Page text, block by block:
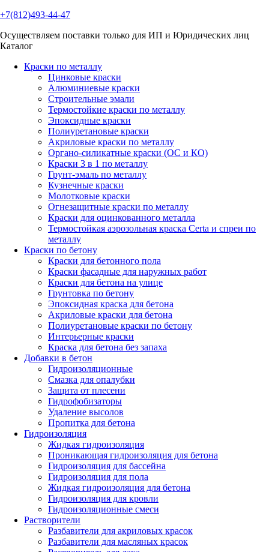
+7(812)493-44-47
Осуществляем поставки только для ИП и Юридических лиц
Каталог
Краски по металлу
Цинковые краски
Алюминиевые краски
Строительные эмали
Термостойкие краски по металлу
Эпоксидные краски
Полиуретановые краски
Акриловые краски по металлу
Органо-силикатные краски (ОС и КО)
Краски 3 в 1 по металлу
Грунт-эмаль по металлу
Кузнечные краски
Молотковые краски
Огнезащитные краски по металлу
Краски для оцинкованного металла
Термостойкая аэрозольная краска Certa и спреи по
металлу
Краски по бетону
Краски для бетонного пола
Краски фасадные для наружных работ
Краски для бетона на улице
Грунтовка по бетону
Эпоксидная краска для бетона
Акриловые краски для бетона
Полиуретановые краски по бетону
Интерьерные краски
Краска для бетона без запаха
Добавки в бетон
Гидроизоляционные
Смазка для опалубки
Защита от плесени
Гидрофобизаторы
Удаление высолов
Пропитка для бетона
Гидроизоляция
Жидкая гидроизоляция
Проникающая гидроизоляция для бетона
Гидроизоляция для бассейна
Гидроизоляция для пола
Жидкая гидроизоляция для бетона
Гидроизоляция для кровли
Гидроизоляционные смеси
Растворители
Разбавители для акриловых красок
Разбавители для масляных красок